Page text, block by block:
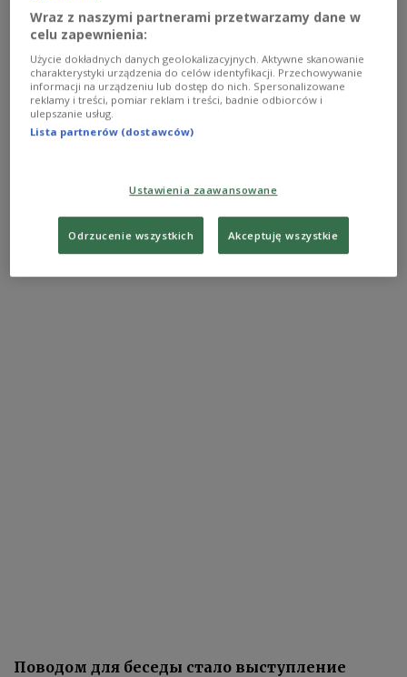
Поводом для беседы стало выступление
Wraz z naszymi partnerami przetwarzamy dane w
celu zapewnienia:
Użycie dokładnych danych geolokalizacyjnych. Aktywne skanowanie
charakterystyki urządzenia do celów identyfikacji. Przechowywanie
informacji na urządzeniu lub dostęp do nich. Spersonalizowane
reklamy i treści, pomiar reklam i treści, badnie odbiorców i
ulepszanie usług.
Lista partnerów (dostawców)
Ustawienia zaawansowane
Odrzucenie wszystkich Akceptuję wszystkie